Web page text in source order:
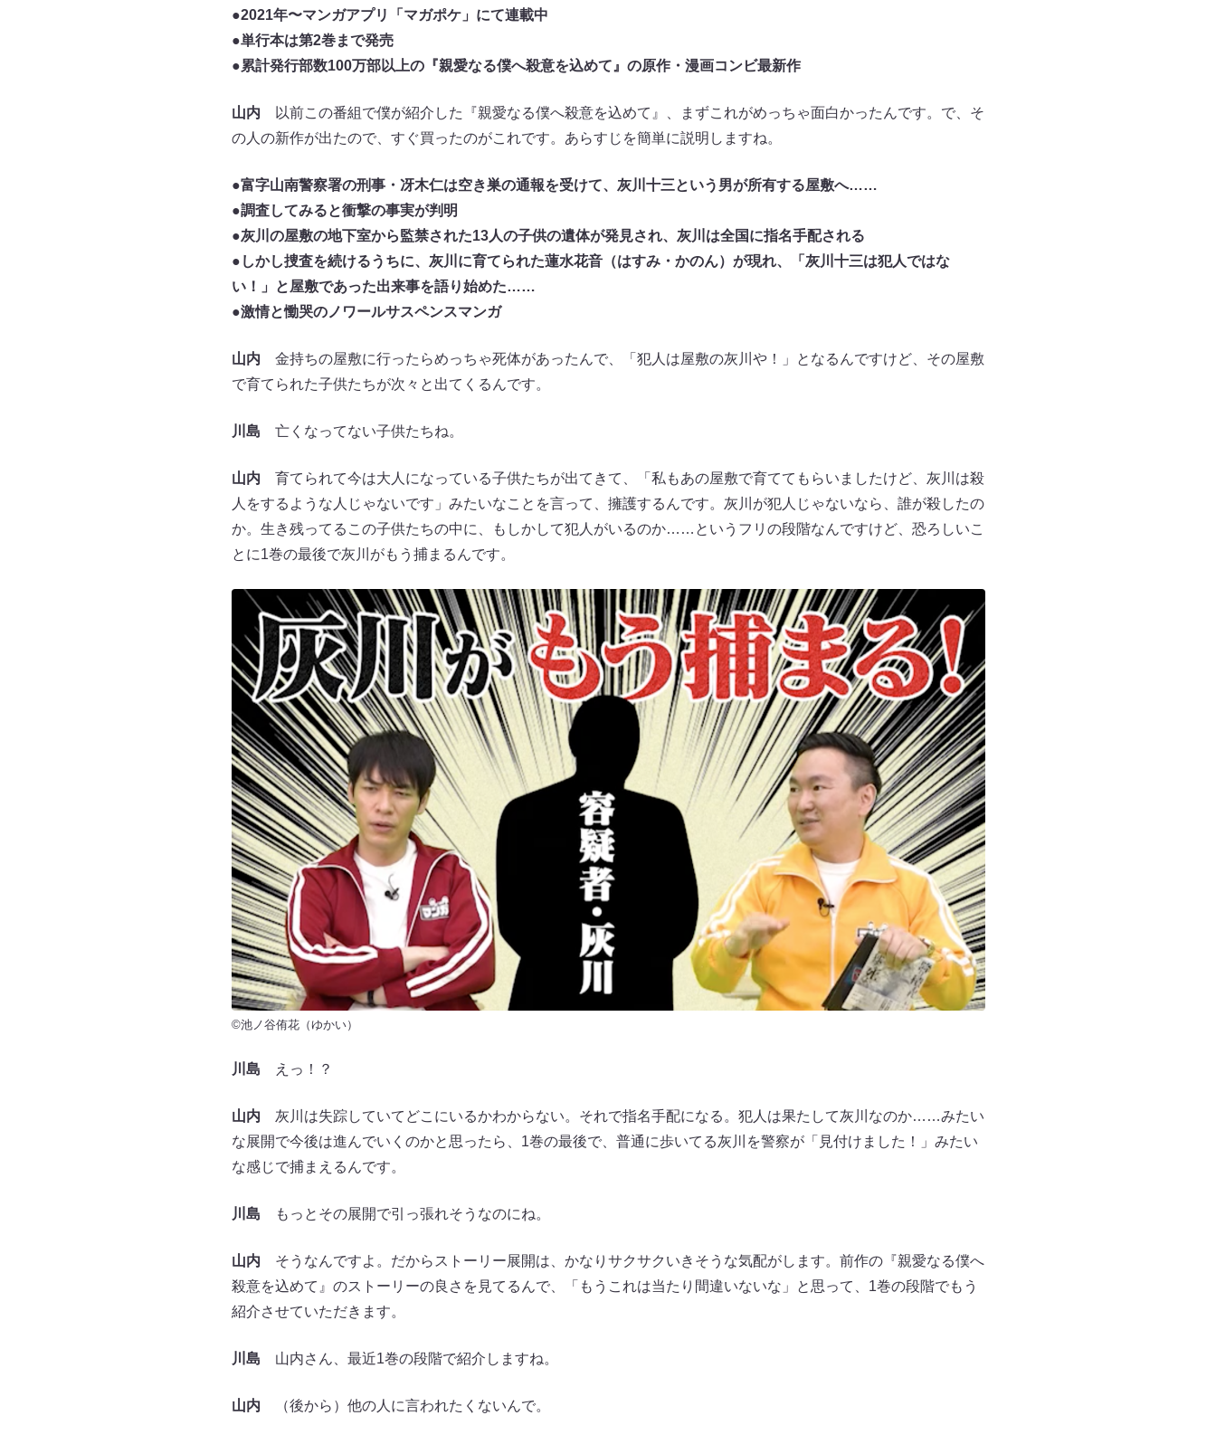
●2021年〜マンガアプリ「マガポケ」にて連載中
●単行本は第2巻まで発売
●累計発行部数100万部以上の『親愛なる僕へ殺意を込めて』の原作・漫画コンビ最新作
山内 以前この番組で僕が紹介した『親愛なる僕へ殺意を込めて』、まずこれがめっちゃ面白かったんです。で、そ
の人の新作が出たので、すぐ買ったのがこれです。あらすじを簡単に説明しますね。
●富字山南警察署の刑事・冴木仁は空き巣の通報を受けて、灰川十三という男が所有する屋敷へ……
●調査してみると衝撃の事実が判明
●灰川の屋敷の地下室から監禁された13人の子供の遺体が発見され、灰川は全国に指名手配される
●しかし捜査を続けるうちに、灰川に育てられた蓮水花音（はすみ・かのん）が現れ、「灰川十三は犯人ではな
い！」と屋敷であった出来事を語り始めた……
●激情と慟哭のノワールサスペンスマンガ
山内 金持ちの屋敷に行ったらめっちゃ死体があったんで、「犯人は屋敷の灰川や！」となるんですけど、その屋敷
で育てられた子供たちが次々と出てくるんです。
川島 亡くなってない子供たちね。
山内 育てられて今は大人になっている子供たちが出てきて、「私もあの屋敷で育ててもらいましたけど、灰川は殺
人をするような人じゃないです」みたいなことを言って、擁護するんです。灰川が犯人じゃないなら、誰が殺したの
か。生き残ってるこの子供たちの中に、もしかして犯人がいるのか……というフリの段階なんですけど、恐ろしいこ
とに1巻の最後で灰川がもう捕まるんです。
©池ノ谷侑花（ゆかい）
川島 えっ！？
山内 灰川は失踪していてどこにいるかわからない。それで指名手配になる。犯人は果たして灰川なのか……みたい
な展開で今後は進んでいくのかと思ったら、1巻の最後で、普通に歩いてる灰川を警察が「見付けました！」みたい
な感じで捕まえるんです。
川島 もっとその展開で引っ張れそうなのにね。
山内 そうなんですよ。だからストーリー展開は、かなりサクサクいきそうな気配がします。前作の『親愛なる僕へ
殺意を込めて』のストーリーの良さを見てるんで、「もうこれは当たり間違いないな」と思って、1巻の段階でもう
紹介させていただきます。
川島 山内さん、最近1巻の段階で紹介しますね。
山内 （後から）他の人に言われたくないんで。